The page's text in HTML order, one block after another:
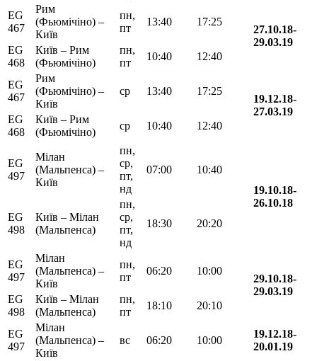
EG
467
Рим
(Фьюмічіно) –
Київ
пн,
пт
13:40 17:25
27.10.18-
29.03.19
EG
468
Київ – Рим
(Фьюмічіно)
пн,
пт
10:40 12:40
EG
467
Рим
(Фьюмічіно) –
Київ
ср 13:40 17:25
19.12.18-
27.03.19
EG
468
Київ – Рим
(Фьюмічіно)
ср 10:40 12:40
EG
497
Мілан
(Мальпенса) –
Київ
пн,
ср,
пт,
нд
07:00
10:40
19.10.18-
26.10.18
EG
498
Київ – Мілан
(Мальпенса)
пн,
ср,
пт,
нд
18:30 20:20
EG
497
Мілан
(Мальпенса) –
Київ
пн,
пт
06:20 10:00
29.10.18-
29.03.19
EG
498
Київ – Мілан
(Мальпенса)
пн,
пт
18:10 20:10
EG
497
Мілан
(Мальпенса) –
Київ
вс 06:20 10:00
19.12.18-
20.01.19